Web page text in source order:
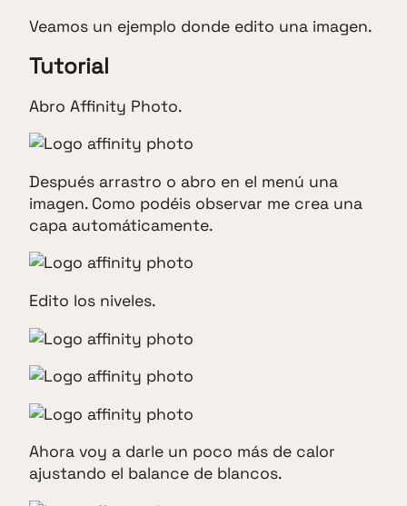
Veamos un ejemplo donde edito una imagen.
Tutorial
Abro Affinity Photo.
Después arrastro o abro en el menú una
imagen. Como podéis observar me crea una
capa automáticamente.
Edito los niveles.
Ahora voy a darle un poco más de calor
ajustando el balance de blancos.